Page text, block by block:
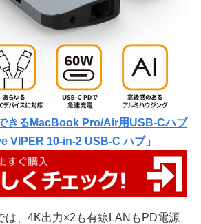
きるMacBook Pro/Air用USB-Cハブ
VIPER 10-in-2 USB-C ハブ」
は、4K出力×2も有線LANもPD電源